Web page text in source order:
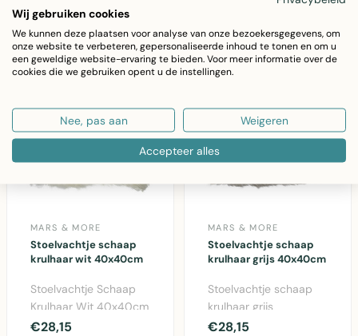
taupe. Rond 40cm..
MARS & MORE
Stoelvachtje schaap
krulhaar wit 40x40cm
Stoelvachtje Schaap
Krulhaar Wit 40x40cm
- Luxe woolaccessoire
€28,15
MARS & MORE
Stoelvachtje schaap
krulhaar grijs 40x40cm
Stoelvachtje schaap
krulhaar grijs
40x40cm van Mars &
€28,15
Wij gebruiken cookies
We kunnen deze plaatsen voor analyse van onze bezoekersgegevens, om
onze website te verbeteren, gepersonaliseerde inhoud te tonen en om u
een geweldige website-ervaring te bieden. Voor meer informatie over de
cookies die we gebruiken opent u de instellingen.
Nee, pas aan Weigeren
Accepteer alles